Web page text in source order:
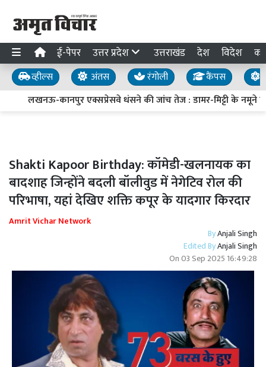
ई-पेपर उत्तर प्रदेश उत्तराखंड देश विदेश
व्हील्स अंतस रंगोली कैंपस
लखनऊ-कानपुर एक्सप्रेसवे धंसने की जांच तेज : डामर-मिट्टी के नमूने
Shakti Kapoor Birthday: कॉमेडी-खलनायक का
बादशाह जिन्होंने बदली बॉलीवुड में नेगेटिव रोल की
परिभाषा, यहां देखिए शक्ति कपूर के यादगार किरदार
Amrit Vichar Network
ByAnjali Singh
Edited ByAnjali Singh
On03 Sep 2025 16:49:28